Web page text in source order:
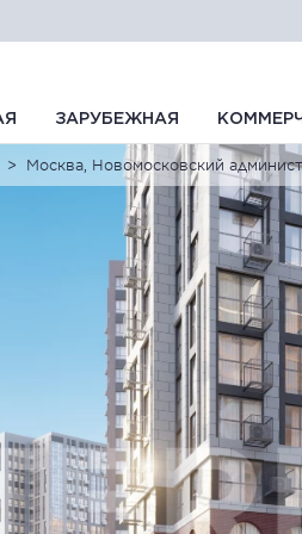
ЗАРУБЕЖНАЯ
Москва, Новомосковский